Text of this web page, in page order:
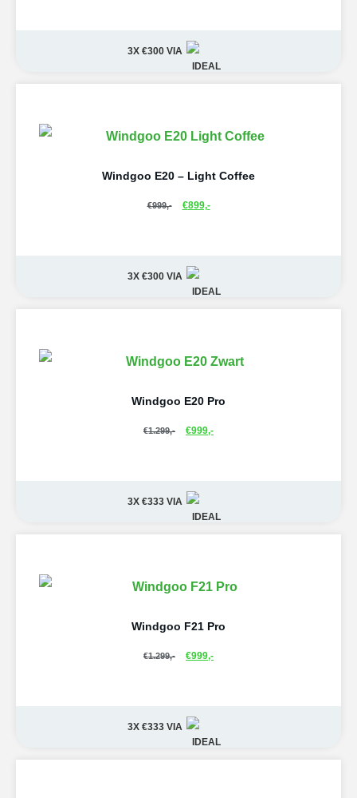
3X €300VIA
Windgoo E20 – Light Coffee
€999,- €899,-
3X €300VIA
Windgoo E20 Pro
€1.299,- €999,-
3X €333VIA
Windgoo F21 Pro
€1.299,- €999,-
3X €333VIA